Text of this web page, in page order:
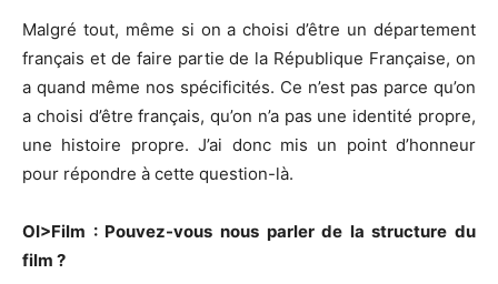
Malgré tout, même si on a choisi d’être un département
français et de faire partie de la République Française, on
a quand même nos spécificités. Ce n’est pas parce qu’on
a choisi d’être français, qu’on n’a pas une identité propre,
une histoire propre. J’ai donc mis un point d’honneur
pour répondre à cette question-là.
OI>Film : Pouvez-vous nous parler de la structure du
film ?